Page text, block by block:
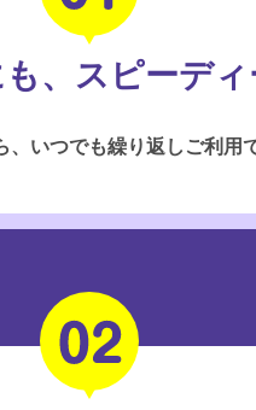
、スピーディ
いつでも繰り返しご利用